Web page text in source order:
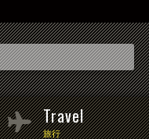
Travel
旅行